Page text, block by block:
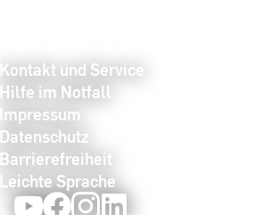
Kontakt und Service
Hilfe im Notfall
Impressum
Datenschutz
Barrierefreiheit
Leichte Sprache
YoutubeFacebookInstagram